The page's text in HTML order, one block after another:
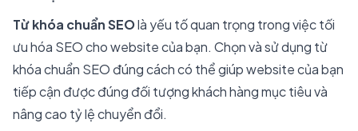
Từ khóa chuẩn SEOlà yếu tố quan trọng trong việc tối
ưu hóa SEO cho website của bạn. Chọn và sử dụng từ
khóa chuẩn SEO đúng cách có thể giúp website của bạn
tiếp cận được đúng đối tượng khách hàng mục tiêu và
nâng cao tỷ lệ chuyển đổi.